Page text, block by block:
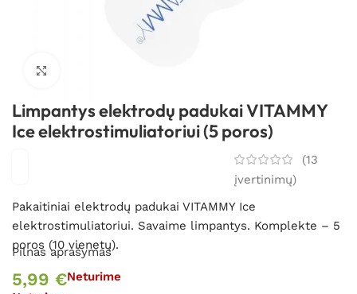
Limpantys elektrodų padukai VITAMMY
Ice elektrostimuliatoriui (5 poros)
(13
įvertinimų)
Pakaitiniai elektrodų padukai VITAMMY Ice
elektrostimuliatoriui. Savaime limpantys. Komplekte – 5
poros (10 vienetų).
Pilnas aprašymas
5,99 €Neturime